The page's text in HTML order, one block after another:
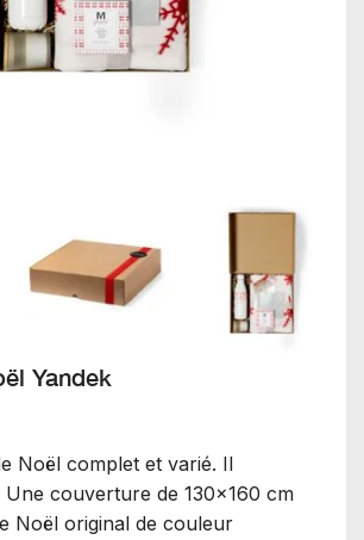
Yandek
Noël complet et varié. Il
couverture de 130×160 cm
Noël original de couleur